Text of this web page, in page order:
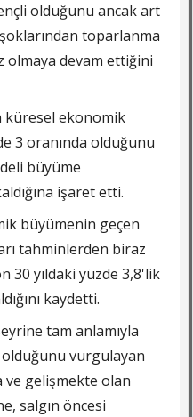
olduğunu ancak art
toparlanma
olmaya devam ettiğini
küresel ekonomik
3 oranında olduğunu
büyüme
işaret etti.
büyümenin geçen
tahminlerden biraz
30 yıldaki yüzde 3,8'lik
kaydetti.
tam anlamıyla
olduğunu vurgulayan
ve gelişmekte olan
salgın öncesi